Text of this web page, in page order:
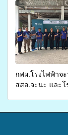
จ่ายงบกองทุนสุ
รองรับการจัดบ
ส่งผู้ทุพพลภาพเพื่
บริการสาธารณ
เหลื่อมล้ำ ยกระ
ชีวิตประชาชนอ
กฟผ.โรงไฟฟ้าจ
สสอ.จะนะ และโ